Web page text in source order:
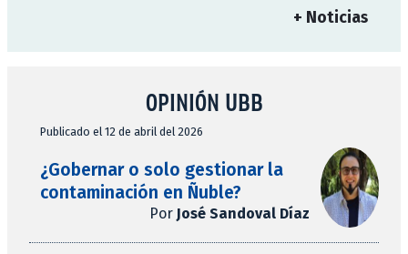
+ Noticias
OPINIÓN UBB
Publicado el 12 de abril del 2026
¿Gobernar o solo gestionar la
contaminación en Ñuble?
Por José Sandoval Díaz